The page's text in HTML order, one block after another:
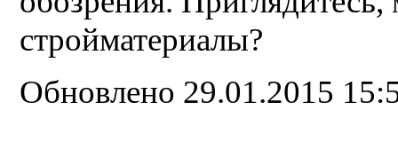
стройматериалы?
Обновлено 29.01.2015